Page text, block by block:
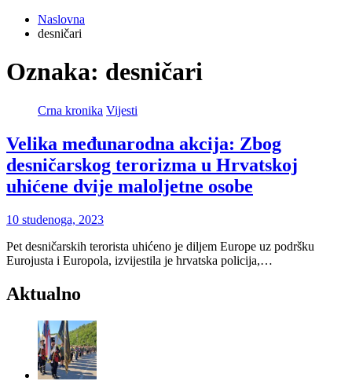
Naslovna
desničari
Oznaka: desničari
Crna kronika Vijesti
Velika međunarodna akcija: Zbog
desničarskog terorizma u Hrvatskoj
uhićene dvije maloljetne osobe
10 studenoga, 2023
Pet desničarskih terorista uhićeno je diljem Europe uz podršku
Eurojusta i Europola, izvijestila je hrvatska policija,…
Aktualno